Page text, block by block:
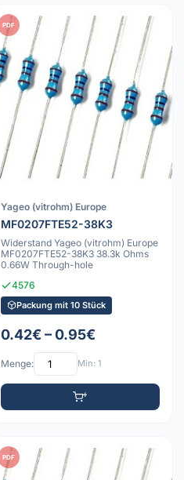
PDF
Yageo (vitrohm) Europe
MF0207FTE52-38K3
Widerstand Yageo (vitrohm) Europe
MF0207FTE52-38K3 38.3k Ohms
0.66W Through-hole
4576
Packung mit 10 Stück
0.42€ – 0.95€
Menge: Min: 1
PDF